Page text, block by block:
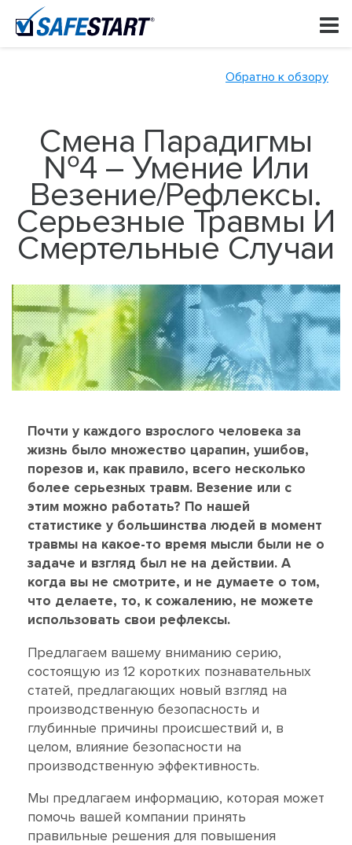
content
Обратно к обзору
Смена Парадигмы
№4 – Умение Или
Везение/Рефлексы.
Серьезные Травмы И
Смертельные Случаи
Почти у каждого взрослого человека за
жизнь было множество царапин, ушибов,
порезов и, как правило, всего несколько
более серьезных травм. Везение или с
этим можно работать? По нашей
статистике у большинства людей в момент
травмы на какое-то время мысли были не о
задаче и взгляд был не на действии. А
когда вы не смотрите, и не думаете о том,
что делаете, то, к сожалению, не можете
использовать свои рефлексы.
Предлагаем вашему вниманию серию,
состоящую из 12 коротких познавательных
статей, предлагающих новый взгляд на
производственную безопасность и
глубинные причины происшествий и, в
целом, влияние безопасности на
производственную эффективность.
Мы предлагаем информацию, которая может
помочь вашей компании принять
правильные решения для повышения